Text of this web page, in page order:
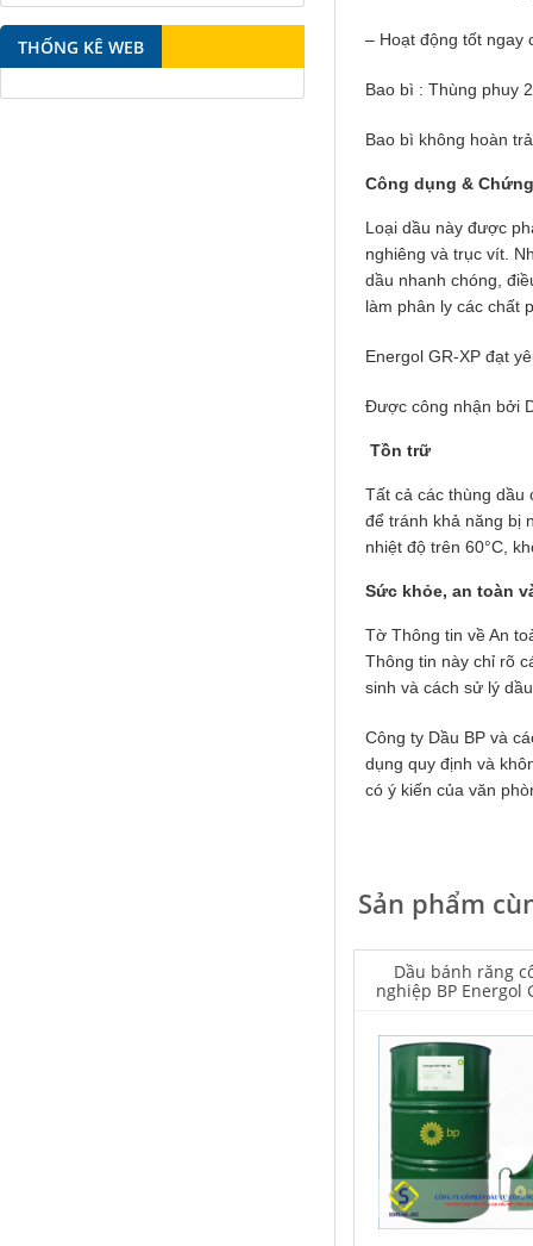
– Hoạt động tốt ngay
Bao bì : Thùng phuy
Bao bì không hoàn trả
Công dụng &
Loại dầu này được
nghiêng và trục vít.
dầu nhanh chóng,
làm phân ly các chất
Energol GR-XP đạt
Được công nhận bởi
Tồn trữ
Tất cả các thùng
để tránh khả năng bị
nhiệt độ trên 60°C,
Sức khỏe, an toàn
Tờ Thông tin về An
Thông tin này chỉ rõ
sinh và cách sử lý
Công ty Dầu BP và
dụng quy định và
có ý kiến của văn
Sản phẩm
Dầu bánh răng
nghiệp BP Energol
Falcon S-350 Chất chống gỉ bôi
trơn đa năng – Multipurpose
lubricating antirust agent
THỐNG KÊ WEB